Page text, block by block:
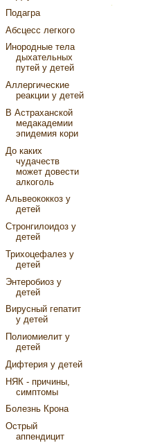
Подагра
Абсцесс легкого
Инородные тела
дыхательных
путей у детей
Аллергические
реакции у детей
В Астраханской
медакадемии
эпидемия кори
До каких
чудачеств
может довести
алкоголь
Альвеококкоз у
детей
Стронгилоидоз у
детей
Трихоцефалез у
детей
Энтеробиоз у
детей
Вирусный гепатит
у детей
Полиомиелит у
детей
Дифтерия у детей
НЯК - причины,
симптомы
Болезнь Крона
Острый
аппендицит